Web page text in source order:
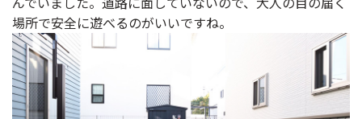
場所で安全に遊べるのがいいですね。